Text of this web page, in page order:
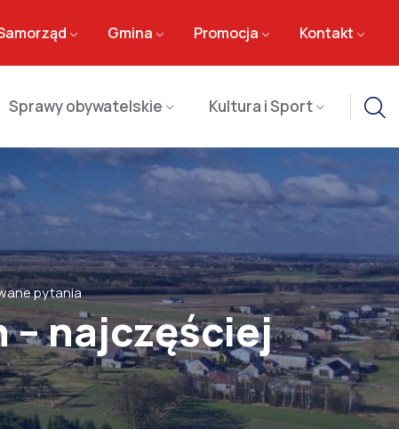
Gmina Promocja Kontakt
Sprawy obywatelskie Kultura i Sport
pytania
najczęściej